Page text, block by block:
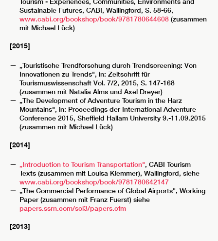
Sustainable Futures, CABI, Wallingford, S. 58-66,
www.cabi.org/bookshop/book/9781780644608(zusammen
mit Michael Lück)
[2015]
„Touristische Trendforschung durch Trendscreening: Von
Innovationen zu Trends", in: Zeitschrift für
Tourismuswissenschaft Vol. 7/2, 2015, S. 147-168
(zusammen mit Natalia Alms und Axel Dreyer)
„The Development of Adventure Tourism in the Harz
Mountains", in: Proceedings der International Adventure
Conference 2015, Sheffield Hallam University 9.-11.09.2015
(zusammen mit Michael Lück)
[2014]
„Introduction to Tourism Transportation", CABI Tourism
Texts (zusammen mit Louisa Klemmer), Wallingford, siehe
www.cabi.org/bookshop/book/9781780642147
„The Commercial Performance of Global Airports", Working
Paper (zusammen mit Franz Fuerst) siehe
papers.ssrn.com/sol3/papers.cfm
[2013]